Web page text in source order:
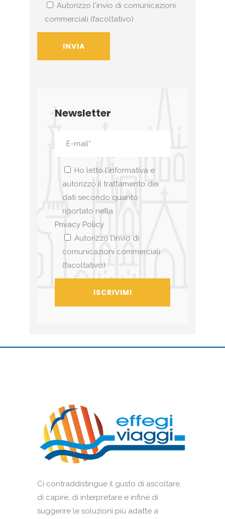
Autorizzo l'invio di comunicazioni
commerciali (facoltativo)
Newsletter
Ho letto l'informativa e
autorizzo il trattamento dei
dati secondo quanto
riportato nella
Privacy Policy
Autorizzo l'invio di
comunicazioni commerciali
(facoltativo)
Ci contraddistingue il gusto di ascoltare,
di capire, di interpretare e infine di
suggerire le soluzioni più adatte a